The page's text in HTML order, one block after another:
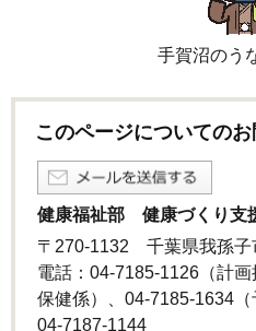
手賀沼のう
このページについての
健康福祉部 健康づくり支
〒270-1132 千葉県我孫子
電話：04-7185-1126（計
保健係）、04-7185-1634（
04-7187-1144